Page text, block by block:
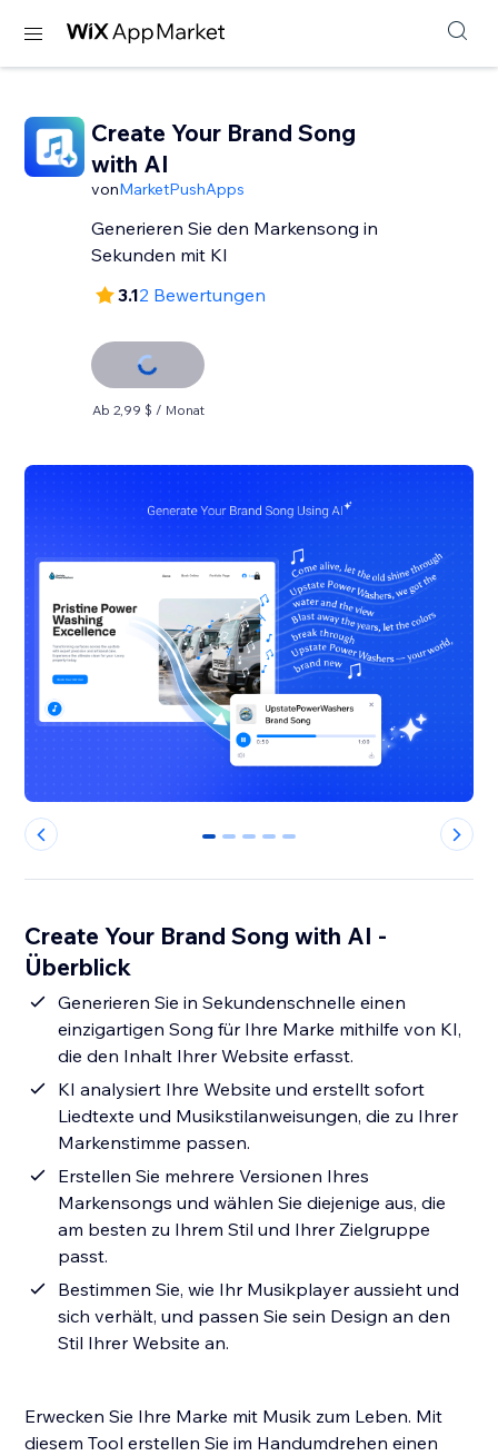
Create Your Brand Song
with AI
vonMarketPushApps
Generieren Sie den Markensong in
Sekunden mit KI
3.12 Bewertungen
Ab 2,99 $ / Monat
0 1 2 3 4
Create Your Brand Song with AI -
Überblick
Generieren Sie in Sekundenschnelle einen
einzigartigen Song für Ihre Marke mithilfe von KI,
die den Inhalt Ihrer Website erfasst.
KI analysiert Ihre Website und erstellt sofort
Liedtexte und Musikstilanweisungen, die zu Ihrer
Markenstimme passen.
Erstellen Sie mehrere Versionen Ihres
Markensongs und wählen Sie diejenige aus, die
am besten zu Ihrem Stil und Ihrer Zielgruppe
passt.
Bestimmen Sie, wie Ihr Musikplayer aussieht und
sich verhält, und passen Sie sein Design an den
Stil Ihrer Website an.
Erwecken Sie Ihre Marke mit Musik zum Leben. Mit
diesem Tool erstellen Sie im Handumdrehen einen